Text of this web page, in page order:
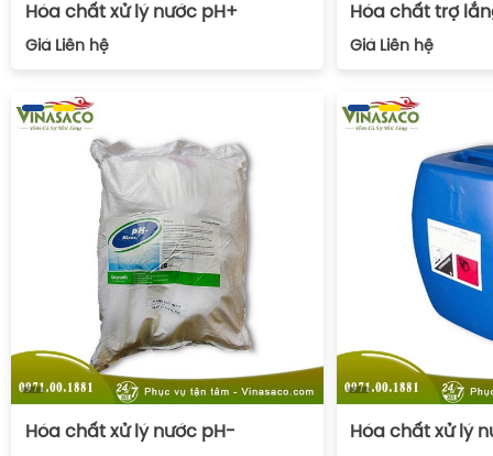
Hóa chất xử lý nước pH+
Giá Liên hệ
Hóa chất trợ
Giá Liên hệ
Hóa chất xử lý nước pH- Hóa chất xử lý